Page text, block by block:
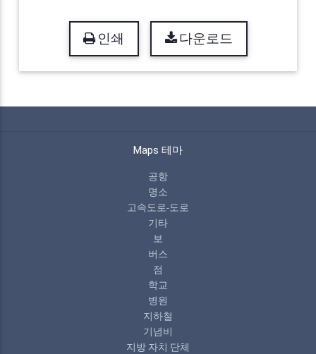
인쇄 다운로드
Maps 테마
공항
명소
고속도로-도로
기타
보
버스
점
학교
병원
지하철
기념비
지방 자치 단체